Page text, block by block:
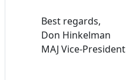
Best regards,
Don Hinkelman
MAJ Vice-President